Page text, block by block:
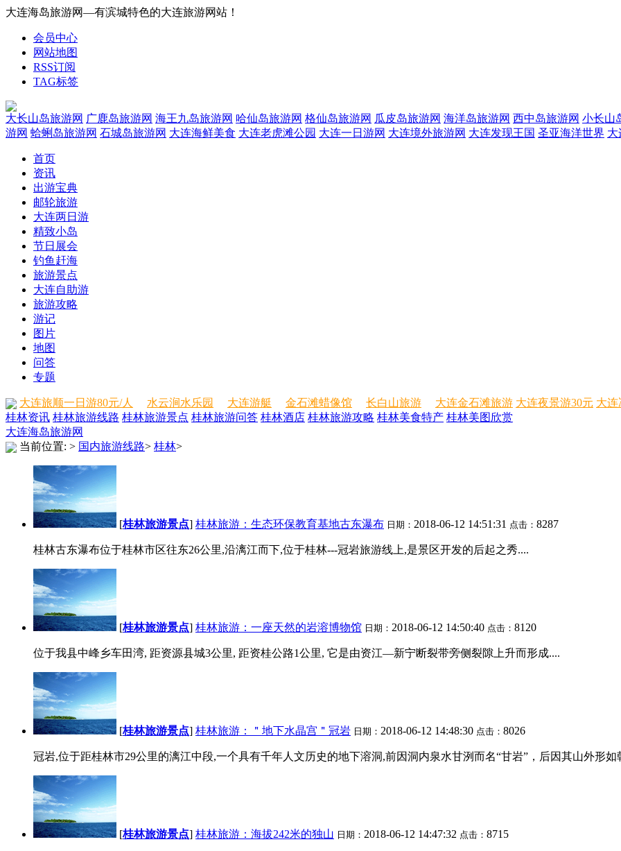
大连海岛旅游网—有滨城特色的大连旅游网站！
会员中心
网站地图
RSS订阅
TAG标签
大长山岛旅游网 广鹿岛旅游网 海王九岛旅游网 哈仙岛旅游网 格仙岛旅游网 瓜皮岛旅游网 海洋岛旅游网 西中岛旅游网 小长山
游网 蛤蜊岛旅游网 石城岛旅游网 大连海鲜美食 大连老虎滩公园 大连一日游网 大连境外旅游网 大连发现王国 圣亚海洋世界 大
首页
资讯
出游宝典
邮轮旅游
大连两日游
精致小岛
节日展会
钓鱼赶海
旅游景点
大连自助游
旅游攻略
游记
图片
地图
问答
专题
大连旅顺一日游80元/人 水云涧水乐园 大连游艇 金石滩蜡像馆 长白山旅游 大连金石滩旅游 大连夜景游30元 大连
桂林资讯 桂林旅游线路 桂林旅游景点 桂林旅游问答 桂林酒店 桂林旅游攻略 桂林美食特产 桂林美图欣赏
大连海岛旅游网
当前位置: > 国内旅游线路> 桂林>
[桂林旅游景点] 桂林旅游：生态环保教育基地古东瀑布 日期： 2018-06-12 14:51:31 点击： 8287
桂林古东瀑布位于桂林市区往东26公里,沿漓江而下,位于桂林---冠岩旅游线上,是景区开发的后起之秀....
[桂林旅游景点] 桂林旅游：一座天然的岩溶博物馆 日期： 2018-06-12 14:50:40 点击： 8120
位于我县中峰乡车田湾, 距资源县城3公里, 距资桂公路1公里, 它是由资江—新宁断裂带旁侧裂隙上升而形成....
[桂林旅游景点] 桂林旅游：＂地下水晶宫＂冠岩 日期： 2018-06-12 14:48:30 点击： 8026
冠岩,位于距桂林市29公里的漓江中段,一个具有千年人文历史的地下溶洞,前因洞内泉水甘洌而名“甘岩”，后因其山外形如
[桂林旅游景点] 桂林旅游：海拔242米的独山 日期： 2018-06-12 14:47:32 点击： 8715